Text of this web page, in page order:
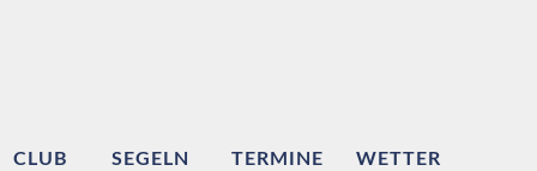
CLUB SEGELN TERMINE
WETTER